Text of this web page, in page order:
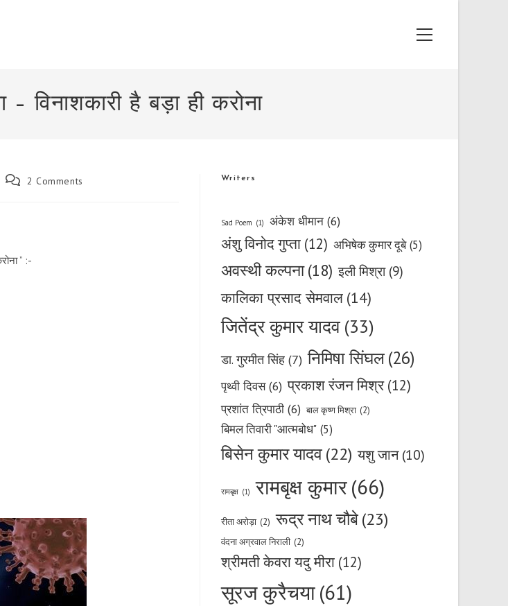
Main
– विनाशकारी है बड़ा ही करोना
Post 2 Comments
” :-
Writers
Sad Poem (1) अंकेश धीमान (6)
अंशु विनोद गुप्ता (12) अभिषेक कुमार दूबे (5)
अवस्थी कल्पना (18) इली मिश्रा (9)
कालिका प्रसाद सेमवाल (14)
जितेंद्र कुमार यादव (33)
डा. गुरमीत सिंह (7) निमिषा सिंघल(26)
पृथ्वी दिवस (6) प्रकाश रंजन मिश्र (12)
प्रशांत त्रिपाठी (6) बाल कृष्ण मिश्रा (2)
बिमल तिवारी "आत्मबोध" (5)
बिसेन कुमार यादव(22) यशु जान (10)
रामबृक्ष (1) रामबृक्ष कुमार(66)
रीता अरोड़ा (2) रूद्र नाथ चौबे(23)
वंदना अग्रवाल निराली (2)
श्रीमती केवरा यदु मीरा (12)
सूरज कुरैचया(61)